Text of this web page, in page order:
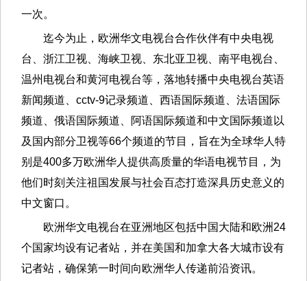
一次。
迄今为止，欧洲华文电视台合作伙伴有中央电视
台、浙江卫视、海峡卫视、东北亚卫视、南平电视台、
温州电视台和黄河电视台等，落地转播中央电视台英语
新闻频道、cctv-9记录频道、西语国际频道、法语国际
频道、俄语国际频道、阿语国际频道和中文国际频道以
及国内部分卫视等66个频道的节目，旨在为全球华人特
别是400多万欧洲华人提供高质量的华语电视节目，为
他们时刻关注祖国发展与社会百态打造深具历史意义的
中文窗口。
欧洲华文电视台在亚洲地区包括中国大陆和欧洲24
个国家均设有记者站，并在美国和加拿大各大城市设有
记者站，确保第一时间向欧洲华人传递前沿资讯。